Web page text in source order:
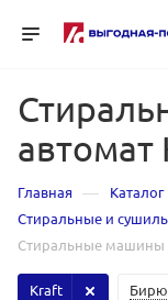
автомат
Главная — Каталог
Стиральные и
Стиральные машины
Kraft